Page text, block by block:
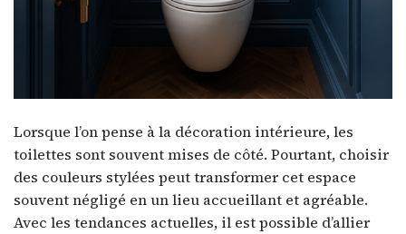
Lorsque l’on pense à la décoration intérieure, les
toilettes sont souvent mises de côté. Pourtant, choisir
des couleurs stylées peut transformer cet espace
souvent négligé en un lieu accueillant et agréable.
Avec les tendances actuelles, il est possible d’allier